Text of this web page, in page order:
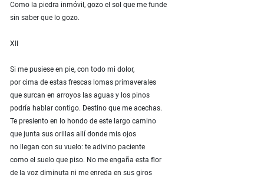
Como la piedra inmóvil, gozo el sol que me funde
sin saber que lo gozo.
XII
Si me pusiese en pie, con todo mi dolor,
por cima de estas frescas lomas primaverales
que surcan en arroyos las aguas y los pinos
podría hablar contigo. Destino que me acechas.
Te presiento en lo hondo de este largo camino
que junta sus orillas allí donde mis ojos
no llegan con su vuelo: te adivino paciente
como el suelo que piso. No me engaña esta flor
de la voz diminuta ni me enreda en sus giros